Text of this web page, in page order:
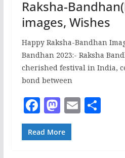
Raksha-
images, Wishes
Happy Raksha-Bandhan
Bandhan 2023:- Raksha
cherished festival in India,
bond between
F
a
c
M
a
st
E S
Read More